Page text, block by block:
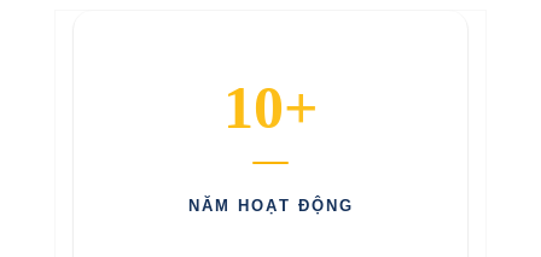
10+
NĂM HOẠT ĐỘNG